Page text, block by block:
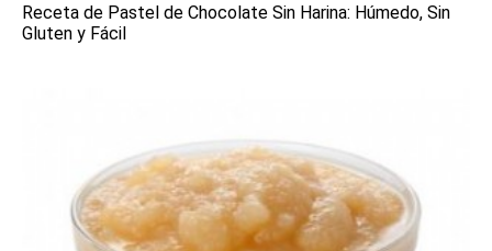
Receta de Pastel de Chocolate Sin Harina: Húmedo, Sin
Gluten y Fácil